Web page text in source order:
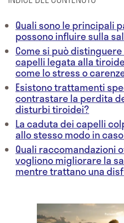
Quali sono le principali
possono influire sulla
Come si può
capelli legata alla
come lo stress o
Esistono trattamenti
contrastare la perdita
disturbi tiroidei?
La caduta dei capelli
allo stesso modo in
Quali raccomandazioni
vogliono migliorare la
mentre trattano una